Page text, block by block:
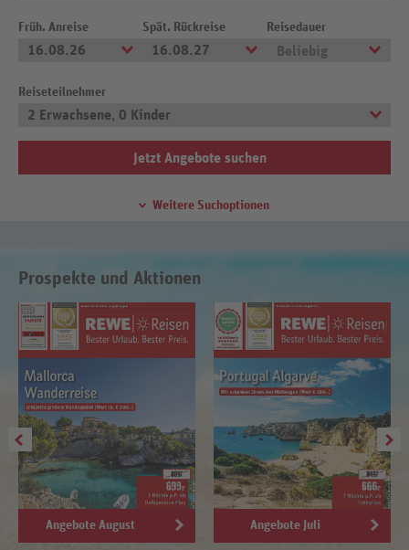
Früh. Anreise
16.08.26
Spät. Rückreise
16.08.27
Reisedauer
Beliebig
Reiseteilnehmer
2 Erwachsene, 0 Kinder
Jetzt Angebote suchen
Weitere Suchoptionen
Prospekte und Aktionen
Angebote August Angebote Juli